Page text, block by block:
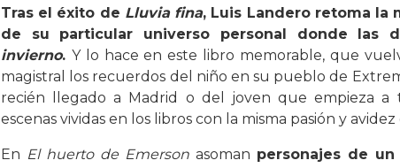
Tras el éxito de Lluvia fina, Luis Landero retoma la
de su particular universo personal donde las
invierno. Y lo hace en este libro memorable, que
magistral los recuerdos del niño en su pueblo de
recién llegado a Madrid o del joven que empieza a
escenas vividas en los libros con la misma pasión y
En El huerto de Emerson asoman personajes de